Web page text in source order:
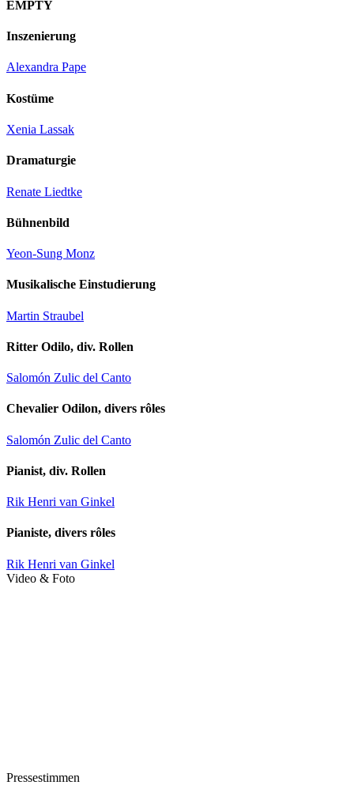
EMPTY
Inszenierung
Alexandra Pape
Kostüme
Xenia Lassak
Dramaturgie
Renate Liedtke
Bühnenbild
Yeon-Sung Monz
Musikalische Einstudierung
Martin Straubel
Ritter Odilo, div. Rollen
Salomón Zulic del Canto
Chevalier Odilon, divers rôles
Salomón Zulic del Canto
Pianist, div. Rollen
Rik Henri van Ginkel
Pianiste, divers rôles
Rik Henri van Ginkel
Video & Foto
Pressestimmen